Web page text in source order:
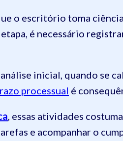
o escritório toma
é necessário
inicial, quando se
processual é
, essas atividades
e acompanhar o